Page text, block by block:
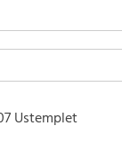
Ustemplet